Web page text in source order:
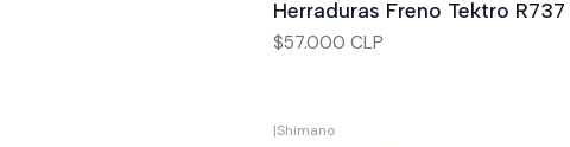
Herraduras Freno Tektro R737
$57.000 CLP
|Shimano